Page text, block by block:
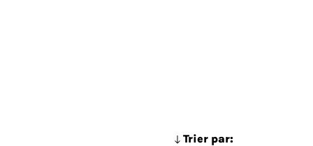
Trier par: